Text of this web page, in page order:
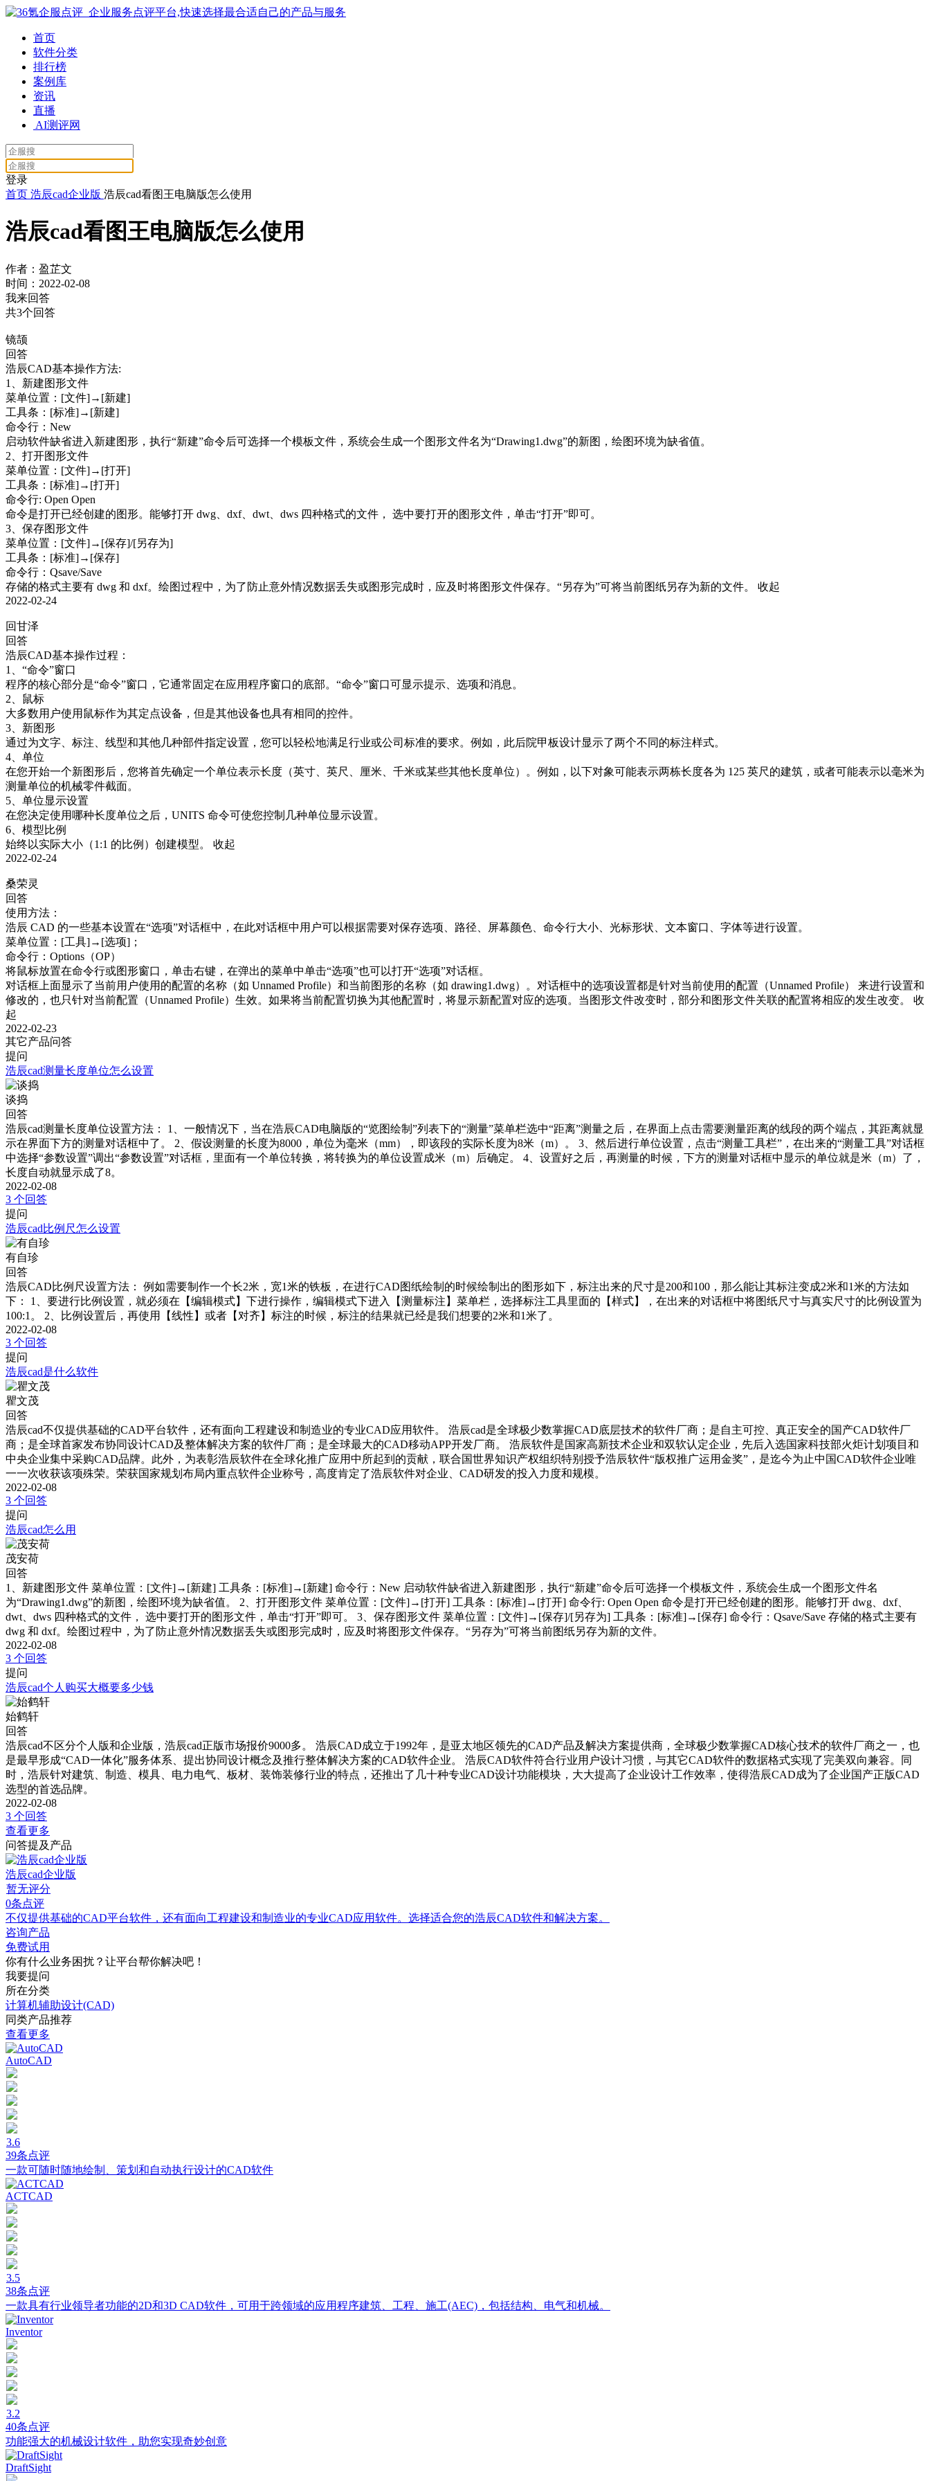
首页
软件分类
排行榜
案例库
资讯
直播
AI测评网
登录
首页 浩辰cad企业版 浩辰cad看图王电脑版怎么使用
浩辰cad看图王电脑版怎么使用
作者：盈芷文
时间：2022-02-08
我来回答
共3个回答
镜颉
回答
浩辰CAD基本操作方法:
1、新建图形文件
菜单位置：[文件]→[新建]
工具条：[标准]→[新建]
命令行：New
启动软件缺省进入新建图形，执行“新建”命令后可选择一个模板文件，系统会生成一个图形文件名为“Drawing1.dwg”的新图，绘图环境为缺省值。
2、打开图形文件
菜单位置：[文件]→[打开]
工具条：[标准]→[打开]
命令行: Open Open
命令是打开已经创建的图形。能够打开 dwg、dxf、dwt、dws 四种格式的文件， 选中要打开的图形文件，单击“打开”即可。
3、保存图形文件
菜单位置：[文件]→[保存]/[另存为]
工具条：[标准]→[保存]
命令行：Qsave/Save
存储的格式主要有 dwg 和 dxf。绘图过程中，为了防止意外情况数据丢失或图形完成时，应及时将图形文件保存。“另存为”可将当前图纸另存为新的文件。
收起
2022-02-24
回甘泽
回答
浩辰CAD基本操作过程：
1、“命令”窗口
程序的核心部分是“命令”窗口，它通常固定在应用程序窗口的底部。“命令”窗口可显示提示、选项和消息。
2、鼠标
大多数用户使用鼠标作为其定点设备，但是其他设备也具有相同的控件。
3、新图形
通过为文字、标注、线型和其他几种部件指定设置，您可以轻松地满足行业或公司标准的要求。例如，此后院甲板设计显示了两个不同的标注样式。
4、单位
在您开始一个新图形后，您将首先确定一个单位表示长度（英寸、英尺、厘米、千米或某些其他长度单位）。例如，以下对象可能表示两栋长度各为 125 英尺的建筑，或者可能表示以毫米为
测量单位的机械零件截面。
5、单位显示设置
在您决定使用哪种长度单位之后，UNITS 命令可使您控制几种单位显示设置。
6、模型比例
始终以实际大小（1:1 的比例）创建模型。
收起
2022-02-24
桑荣灵
回答
使用方法：
浩辰 CAD 的一些基本设置在“选项”对话框中，在此对话框中用户可以根据需要对保存选项、路径、屏幕颜色、命令行大小、光标形状、文本窗口、字体等进行设置。
菜单位置：[工具]→[选项]；
命令行：Options（OP）
将鼠标放置在命令行或图形窗口，单击右键，在弹出的菜单中单击“选项”也可以打开“选项”对话框。
对话框上面显示了当前用户使用的配置的名称（如 Unnamed Profile）和当前图形的名称（如 drawing1.dwg）。对话框中的选项设置都是针对当前使用的配置（Unnamed Profile） 来进行设置和
修改的，也只针对当前配置（Unnamed Profile）生效。如果将当前配置切换为其他配置时，将显示新配置对应的选项。当图形文件改变时，部分和图形文件关联的配置将相应的发生改变。
收
起
2022-02-23
其它产品问答
提问
浩辰cad测量长度单位怎么设置
谈捣
回答
浩辰cad测量长度单位设置方法： 1、一般情况下，当在浩辰CAD电脑版的“览图绘制”列表下的“测量”菜单栏选中“距离”测量之后，在界面上点击需要测量距离的线段的两个端点，其距离就显
示在界面下方的测量对话框中了。 2、假设测量的长度为8000，单位为毫米（mm），即该段的实际长度为8米（m）。 3、然后进行单位设置，点击“测量工具栏”，在出来的“测量工具”对话框
中选择“参数设置”调出“参数设置”对话框，里面有一个单位转换，将转换为的单位设置成米（m）后确定。 4、设置好之后，再测量的时候，下方的测量对话框中显示的单位就是米（m）了，
长度自动就显示成了8。
2022-02-08
3 个回答
提问
浩辰cad比例尺怎么设置
有自珍
回答
浩辰CAD比例尺设置方法： 例如需要制作一个长2米，宽1米的铁板，在进行CAD图纸绘制的时候绘制出的图形如下，标注出来的尺寸是200和100，那么能让其标注变成2米和1米的方法如
下： 1、要进行比例设置，就必须在【编辑模式】下进行操作，编辑模式下进入【测量标注】菜单栏，选择标注工具里面的【样式】，在出来的对话框中将图纸尺寸与真实尺寸的比例设置为
100:1。 2、比例设置后，再使用【线性】或者【对齐】标注的时候，标注的结果就已经是我们想要的2米和1米了。
2022-02-08
3 个回答
提问
浩辰cad是什么软件
瞿文茂
回答
浩辰cad不仅提供基础的CAD平台软件，还有面向工程建设和制造业的专业CAD应用软件。 浩辰cad是全球极少数掌握CAD底层技术的软件厂商；是自主可控、真正安全的国产CAD软件厂
商；是全球首家发布协同设计CAD及整体解决方案的软件厂商；是全球最大的CAD移动APP开发厂商。 浩辰软件是国家高新技术企业和双软认定企业，先后入选国家科技部火炬计划项目和
中央企业集中采购CAD品牌。此外，为表彰浩辰软件在全球化推广应用中所起到的贡献，联合国世界知识产权组织特别授予浩辰软件“版权推广运用金奖”，是迄今为止中国CAD软件企业唯
一一次收获该项殊荣。荣获国家规划布局内重点软件企业称号，高度肯定了浩辰软件对企业、CAD研发的投入力度和规模。
2022-02-08
3 个回答
提问
浩辰cad怎么用
茂安荷
回答
1、新建图形文件 菜单位置：[文件]→[新建] 工具条：[标准]→[新建] 命令行：New 启动软件缺省进入新建图形，执行“新建”命令后可选择一个模板文件，系统会生成一个图形文件名
为“Drawing1.dwg”的新图，绘图环境为缺省值。 2、打开图形文件 菜单位置：[文件]→[打开] 工具条：[标准]→[打开] 命令行: Open Open 命令是打开已经创建的图形。能够打开 dwg、dxf、
dwt、dws 四种格式的文件， 选中要打开的图形文件，单击“打开”即可。 3、保存图形文件 菜单位置：[文件]→[保存]/[另存为] 工具条：[标准]→[保存] 命令行：Qsave/Save 存储的格式主要有
dwg 和 dxf。绘图过程中，为了防止意外情况数据丢失或图形完成时，应及时将图形文件保存。“另存为”可将当前图纸另存为新的文件。
2022-02-08
3 个回答
提问
浩辰cad个人购买大概要多少钱
始鹤轩
回答
浩辰cad不区分个人版和企业版，浩辰cad正版市场报价9000多。 浩辰CAD成立于1992年，是亚太地区领先的CAD产品及解决方案提供商，全球极少数掌握CAD核心技术的软件厂商之一，也
是最早形成“CAD一体化”服务体系、提出协同设计概念及推行整体解决方案的CAD软件企业。 浩辰CAD软件符合行业用户设计习惯，与其它CAD软件的数据格式实现了完美双向兼容。同
时，浩辰针对建筑、制造、模具、电力电气、板材、装饰装修行业的特点，还推出了几十种专业CAD设计功能模块，大大提高了企业设计工作效率，使得浩辰CAD成为了企业国产正版CAD
选型的首选品牌。
2022-02-08
3 个回答
查看更多
问答提及产品
浩辰cad企业版
暂无评分
0条点评
不仅提供基础的CAD平台软件，还有面向工程建设和制造业的专业CAD应用软件。选择适合您的浩辰CAD软件和解决方案。
咨询产品
免费试用
你有什么业务困扰？让平台帮你解决吧！
我要提问
所在分类
计算机辅助设计(CAD)
同类产品推荐
查看更多
AutoCAD
3.6
39条点评
一款可随时随地绘制、策划和自动执行设计的CAD软件
ACTCAD
3.5
38条点评
一款具有行业领导者功能的2D和3D CAD软件，可用于跨领域的应用程序建筑、工程、施工(AEC)，包括结构、电气和机械。
Inventor
3.2
40条点评
功能强大的机械设计软件，助您实现奇妙创意
DraftSight